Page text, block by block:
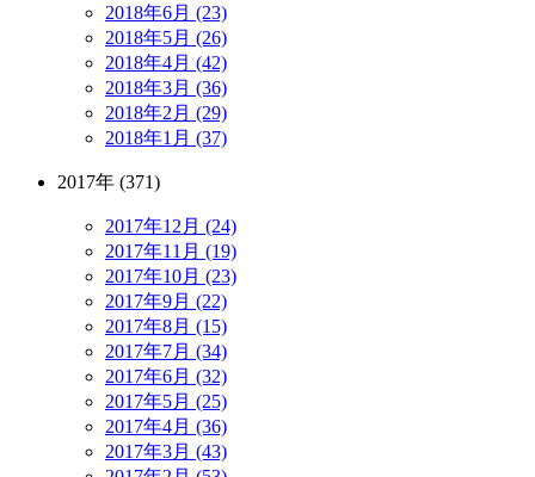
2018年6月 (23)
2018年5月 (26)
2018年4月 (42)
2018年3月 (36)
2018年2月 (29)
2018年1月 (37)
2017年 (371)
2017年12月 (24)
2017年11月 (19)
2017年10月 (23)
2017年9月 (22)
2017年8月 (15)
2017年7月 (34)
2017年6月 (32)
2017年5月 (25)
2017年4月 (36)
2017年3月 (43)